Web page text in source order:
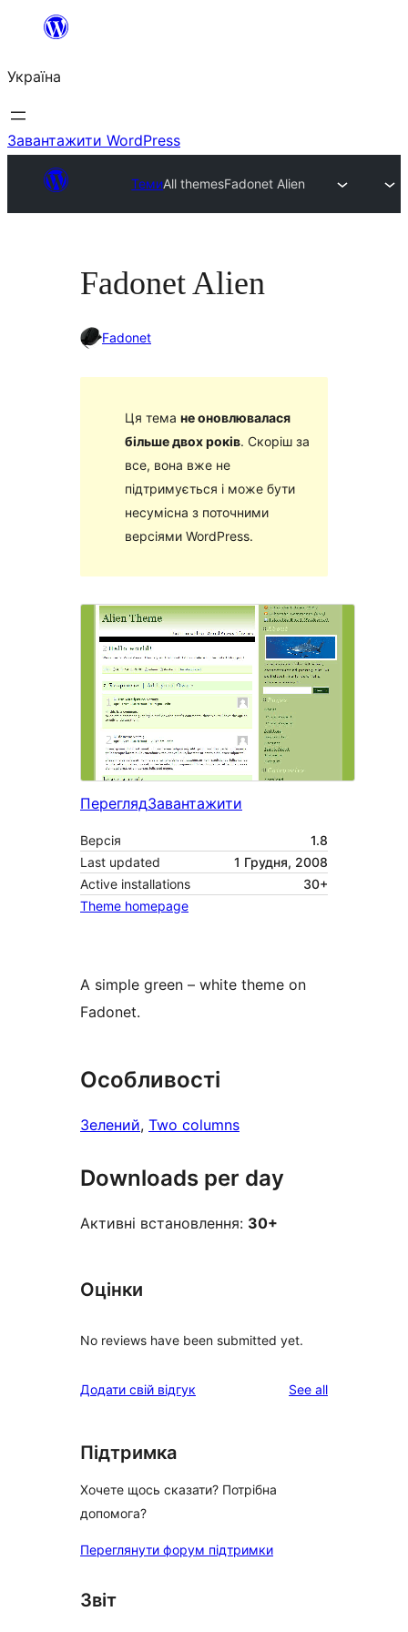
Перейти
вмісту
Україна
Завантажити WordPress
ТемиAll themesFadonet Alien
Fadonet Alien
Fadonet
Ця тема не оновлювалася
більше двох років. Скоріш за
все, вона вже не
підтримується і може бути
несумісна з поточними
версіями WordPress.
ПереглядЗавантажити
Версія
1.8
Last updated
1 Грудня, 2008
Active installations
30+
Theme homepage
A simple green – white theme on
Fadonet.
Особливості
Зелений, Two columns
Downloads per day
Активні встановлення: 30+
Оцінки
No reviews have been submitted yet.
Додати свій відгук See allreviews
Підтримка
Хочете щось сказати? Потрібна
допомога?
Переглянути форум підтримки
Звіт